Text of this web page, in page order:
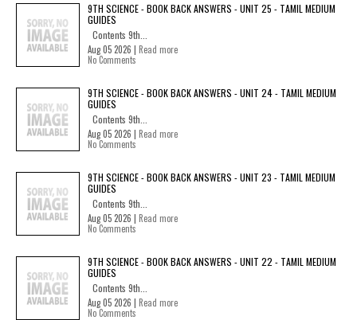
9TH SCIENCE - BOOK BACK ANSWERS - UNIT 25 - TAMIL MEDIUM
GUIDES
Contents 9th...
Aug 05 2026 | Read more
No Comments
9TH SCIENCE - BOOK BACK ANSWERS - UNIT 24 - TAMIL MEDIUM
GUIDES
Contents 9th...
Aug 05 2026 | Read more
No Comments
9TH SCIENCE - BOOK BACK ANSWERS - UNIT 23 - TAMIL MEDIUM
GUIDES
Contents 9th...
Aug 05 2026 | Read more
No Comments
9TH SCIENCE - BOOK BACK ANSWERS - UNIT 22 - TAMIL MEDIUM
GUIDES
Contents 9th...
Aug 05 2026 | Read more
No Comments